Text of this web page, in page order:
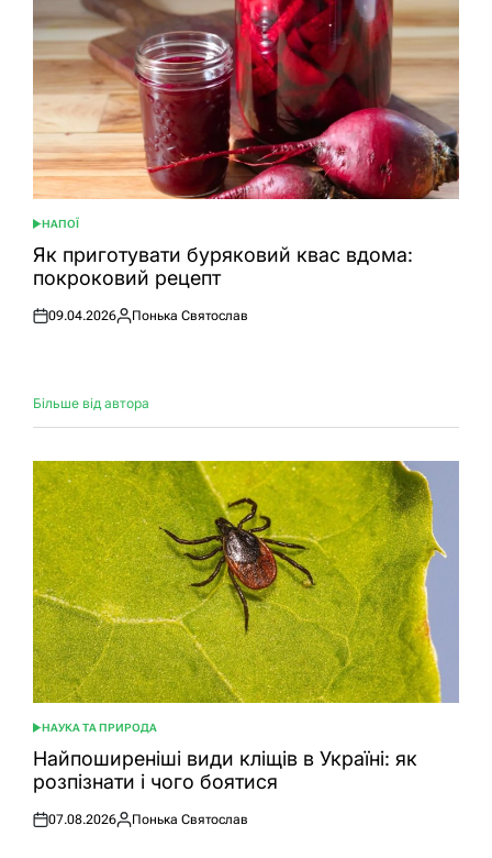
ОПУБЛІКУВАТИ
У
НАПОЇ
Як приготувати буряковий квас вдома:
покроковий рецепт
Оприлюднено
09.04.2026
Опубліковано
Понька Святослав
Більше від автора
ОПУБЛІКУВАТИ
У
НАУКА ТА ПРИРОДА
Найпоширеніші види кліщів в Україні: як
розпізнати і чого боятися
Оприлюднено
07.08.2026
Опубліковано
Понька Святослав